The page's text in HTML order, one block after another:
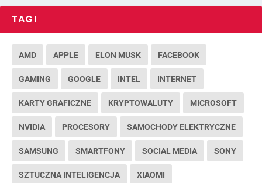
TAGI
AMD APPLE ELON MUSK FACEBOOK
GAMING GOOGLE INTEL INTERNET
KARTY GRAFICZNE KRYPTOWALUTY MICROSOFT
NVIDIA PROCESORY SAMOCHODY ELEKTRYCZNE
SAMSUNG SMARTFONY SOCIAL MEDIA SONY
SZTUCZNA INTELIGENCJA XIAOMI